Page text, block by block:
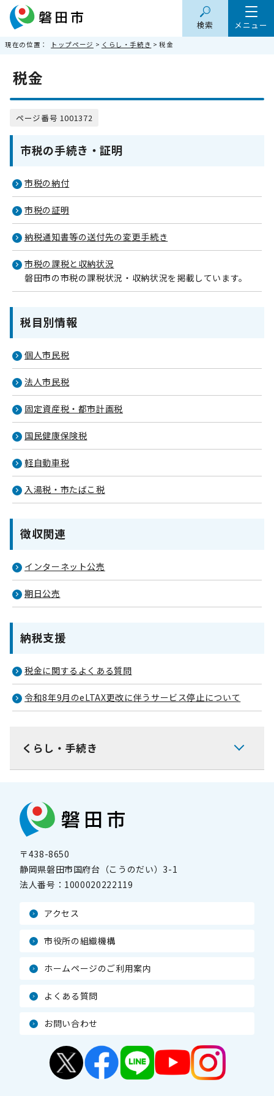
メニュー
検索
現在の位置： トップページ > くらし・手続き > 税金
税金
ページ番号 1001372
市税の手続き・証明
市税の納付
市税の証明
納税通知書等の送付先の変更手続き
市税の課税と収納状況
磐田市の市税の課税状況・収納状況を掲載しています。
税目別情報
個人市民税
法人市民税
固定資産税・都市計画税
国民健康保険税
軽自動車税
入湯税・市たばこ税
徴収関連
インターネット公売
期日公売
納税支援
税金に関するよくある質問
令和8年9月のeLTAX更改に伴うサービス停止について
くらし・手続き
〒438-8650
静岡県磐田市国府台（こうのだい）3-1
法人番号： 1000020222119
アクセス
市役所の組織機構
ホームページのご利用案内
よくある質問
お問い合わせ